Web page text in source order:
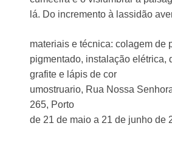
lá. Do incremento à lassidão
materiais e técnica: colagem de
pigmentado, instalação elétrica,
grafite e lápis de cor
umostruario, Rua Nossa
265, Porto
de 21 de maio a 21 de junho de